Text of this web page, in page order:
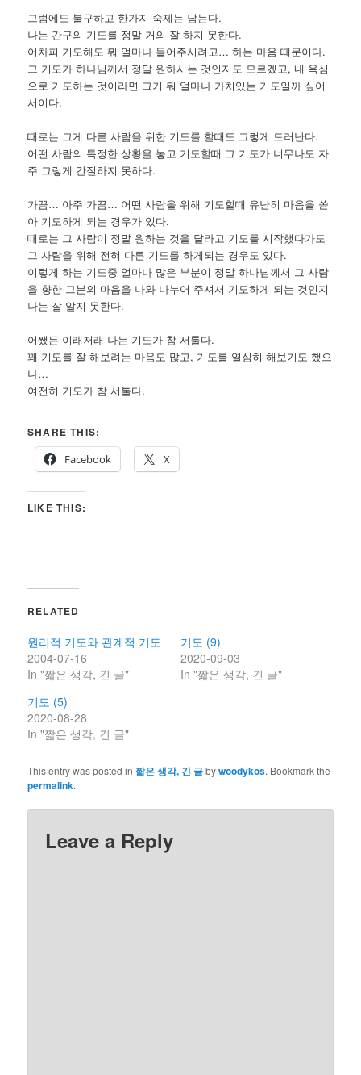
그럼에도 불구하고 한가지 숙제는 남는다.
나는 간구의 기도를 정말 거의 잘 하지 못한다.
어차피 기도해도 뭐 얼마나 들어주시려고… 하는 마음 때문이다.
그 기도가 하나님께서 정말 원하시는 것인지도 모르겠고, 내 욕심
으로 기도하는 것이라면 그거 뭐 얼마나 가치있는 기도일까 싶어
서이다.
때로는 그게 다른 사람을 위한 기도를 할때도 그렇게 드러난다.
어떤 사람의 특정한 상황을 놓고 기도할때 그 기도가 너무나도 자
주 그렇게 간절하지 못하다.
가끔… 아주 가끔… 어떤 사람을 위해 기도할때 유난히 마음을 쏟
아 기도하게 되는 경우가 있다.
때로는 그 사람이 정말 원하는 것을 달라고 기도를 시작했다가도
그 사람을 위해 전혀 다른 기도를 하게되는 경우도 있다.
이렇게 하는 기도중 얼마나 많은 부분이 정말 하나님께서 그 사람
을 향한 그분의 마음을 나와 나누어 주셔서 기도하게 되는 것인지
나는 잘 알지 못한다.
어쨌든 이래저래 나는 기도가 참 서툴다.
꽤 기도를 잘 해보려는 마음도 많고, 기도를 열심히 해보기도 했으
나…
여전히 기도가 참 서툴다.
SHARE THIS:
Facebook
X
LIKE THIS:
RELATED
원리적 기도와 관계적 기도
2004-07-16
In "짧은 생각, 긴 글"
기도 (9)
2020-09-03
In "짧은 생각, 긴 글"
기도 (5)
2020-08-28
In "짧은 생각, 긴 글"
This entry was posted in짧은 생각, 긴 글bywoodykos. Bookmark the
permalink.
Leave a Reply